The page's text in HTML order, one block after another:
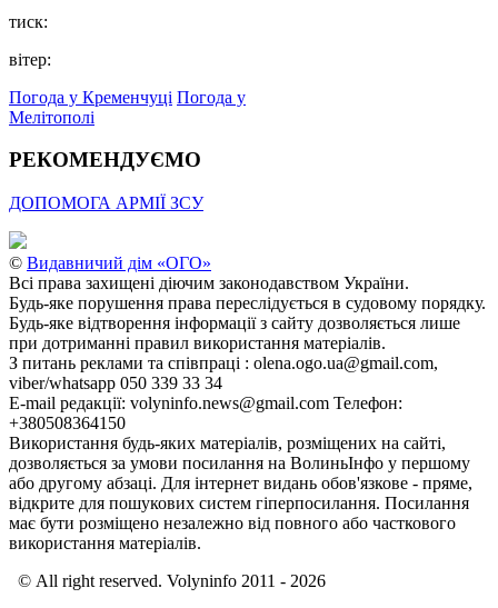
тиск:
вітер:
Погода у Кременчуці Погода у
Мелітополі
РЕКОМЕНДУЄМО
ДОПОМОГА АРМІЇ ЗСУ
© Видавничий дім «ОГО»
Всі права захищені діючим законодавством України.
Будь-яке порушення права переслідується в судовому порядку.
Будь-яке відтворення інформації з сайту дозволяється лише
при дотриманні правил використання матеріалів.
З питань реклами та співпраці : olena.ogo.ua@gmail.com,
viber/whatsapp 050 339 33 34
E-mail редакції: volyninfo.news@gmail.com Телефон:
+380508364150
Використання будь-яких матеріалів, розміщених на сайті,
дозволяється за умови посилання на ВолиньІнфо у першому
або другому абзаці. Для інтернет видань обов'язкове - пряме,
відкрите для пошукових систем гіперпосилання. Посилання
має бути розміщено незалежно від повного або часткового
використання матеріалів.
© All right reserved. Volyninfo 2011 - 2026